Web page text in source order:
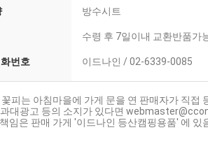
방수시트
수령 후 7일이내 교환반품가
번호 이드나인 / 02-6339-0085
피는 아침마을에 가게 문을 연 판매자가 직접
과대광고 등의 소지가 있다면
임은 판매 가게 '이드나인 등산캠핑용품' 에 있